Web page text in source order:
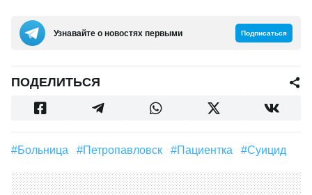
Узнавайте о новостях первыми Подписаться
ПОДЕЛИТЬСЯ
#больница #Петропавловск #Пациентка #суицид